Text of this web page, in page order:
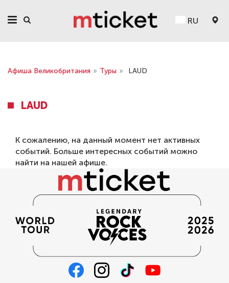
RU
Афиша Великобритания » Туры » LAUD
LAUD
К сожалению, на данный момент нет активных
событий. Больше интересных событий можно
найти на нашей афише.